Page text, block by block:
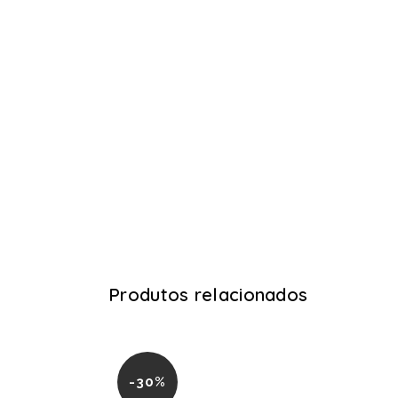
Produtos relacionados
-30%